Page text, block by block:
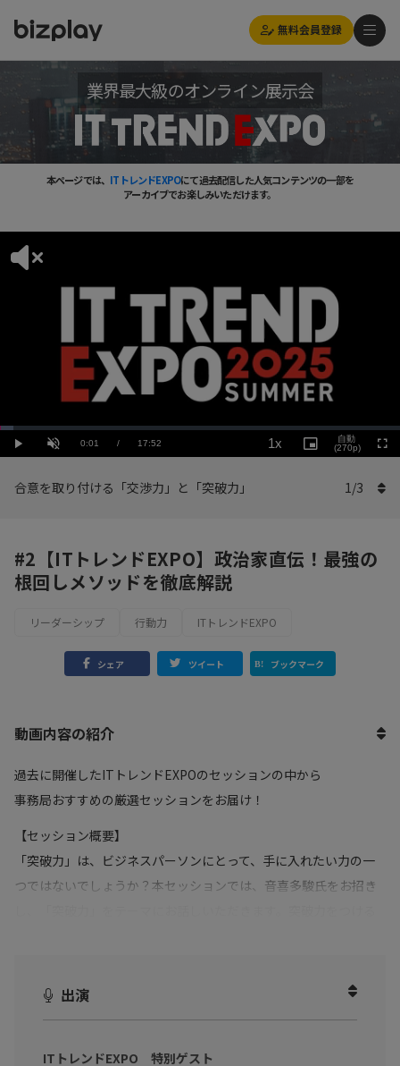
無料会員登録
業界最大級のオンライン展示会
本ページでは、 ITトレンドEXPOにて過去配信した人気コンテンツの一部を
アーカイブでお楽しみいただけます。
Play UnmuteCurrent
0:01 / Duration
17:52
Loaded:
3.36%
1x
Rate
Picture-
in-
自動
(270p)
合意を取り付ける「交渉力」と「突破力」 1/3
#2【ITトレンドEXPO】政治家直伝！最強の
根回しメソッドを徹底解説
リーダーシップ 行動力 ITトレンドEXPO
シェア ツイート ブックマーク
動画内容の紹介
過去に開催したITトレンドEXPOのセッションの中から
事務局おすすめの厳選セッションをお届け！
【セッション概要】
「突破力」は、ビジネスパーソンにとって、手に入れたい力の一
つではないでしょうか？本セッションでは、音喜多駿氏をお招き
「共感力」など、付随する力も関係しています。それらを複合的
出演
ITトレンドEXPO 特別ゲスト